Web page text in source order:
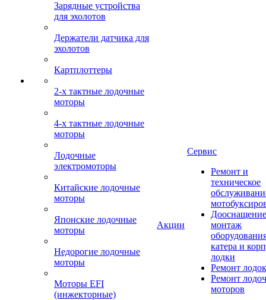
Зарядные устройства
для эхолотов
Держатели датчика для
эхолотов
Картплоттеры
2-х тактные лодочные
моторы
4-х тактные лодочные
моторы
Лодочные
электромоторы
Китайские лодочные
моторы
Японские лодочные
моторы
Недорогие лодочные
моторы
Моторы EFI
(инжекторные)
Акции
Сервис
Ремонт и
техническое
монтаж
катера и
лодки
Ремонт
Ремонт
моторов